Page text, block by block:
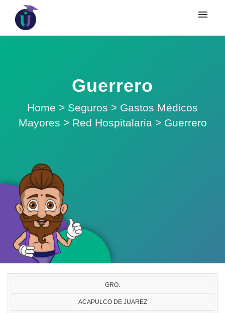
Guerrero
Home > Seguros > Gastos Médicos
Mayores > Red Hospitalaria > Guerrero
GRO.
ACAPULCO DE JUAREZ